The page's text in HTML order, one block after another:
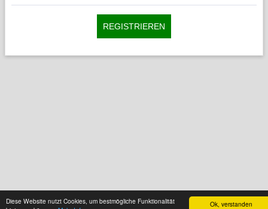
Ok, verstanden
Diese Website nutzt Cookies, um bestmögliche Funktionalität
REGISTRIEREN